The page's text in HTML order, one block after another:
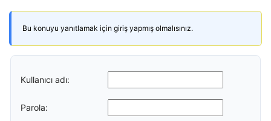
Bu konuyu yanıtlamak için giriş yapmış olmalısınız.
Kullanıcı adı:
Parola: